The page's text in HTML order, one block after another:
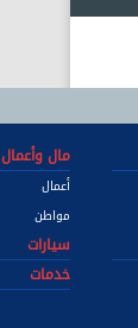
مال وأعمال
أعمال
مواطن
سيارات
خدمات